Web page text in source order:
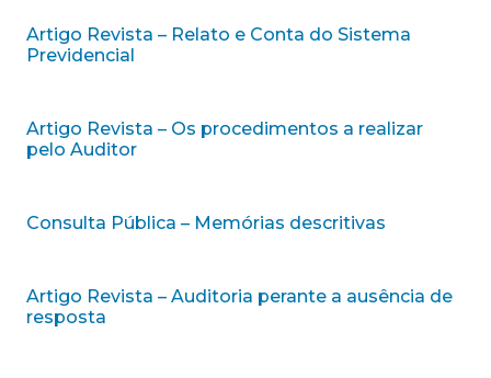
Artigo Revista – Relato e Conta do Sistema
Previdencial
Artigo Revista – Os procedimentos a realizar
pelo Auditor
Consulta Pública – Memórias descritivas
Artigo Revista – Auditoria perante a ausência de
resposta